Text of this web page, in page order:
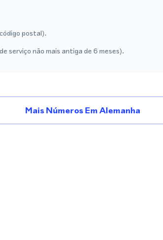
postal).
serviço não mais antiga de 6 meses).
Mais Números Em Alemanha